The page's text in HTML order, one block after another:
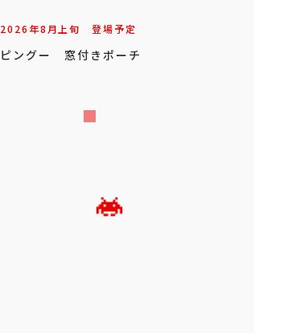
2026年8月上旬 登場予定
ピングー 窓付きポーチ